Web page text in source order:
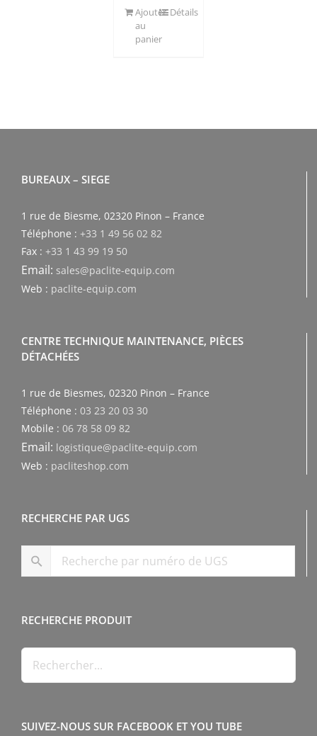
Ajouter
au
panier
Détails
BUREAUX – SIEGE
1 rue de Biesme, 02320 Pinon – France
Téléphone : +33 1 49 56 02 82
Fax : +33 1 43 99 19 50
Email: sales@paclite-equip.com
Web : paclite-equip.com
CENTRE TECHNIQUE MAINTENANCE, PIÈCES
DÉTACHÉES
1 rue de Biesmes, 02320 Pinon – France
Téléphone : 03 23 20 03 30
Mobile : 06 78 58 09 82
Email: logistique@paclite-equip.com
Web : pacliteshop.com
RECHERCHE PAR UGS
RECHERCHE PRODUIT
SUIVEZ-NOUS SUR FACEBOOK ET YOU TUBE